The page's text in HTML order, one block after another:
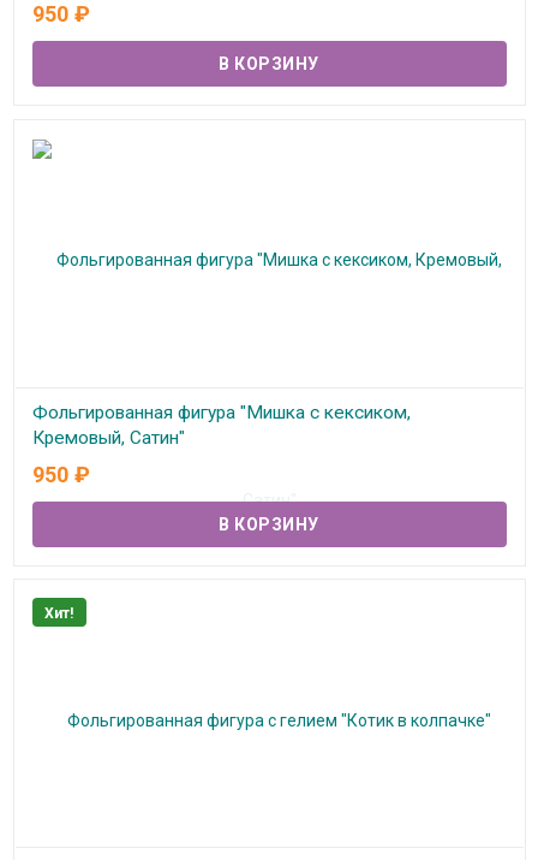
950 ₽
Фольгированная фигура "Мишка с кексиком,
Кремовый, Сатин"
В наличии
950 ₽
Хит!